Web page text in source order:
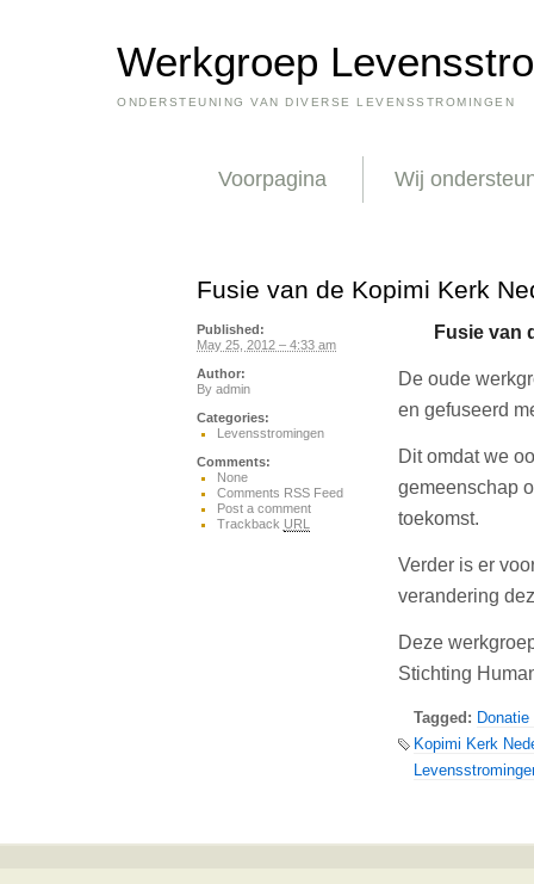
Werkgroep
ONDERSTEUNING VAN DIVERSE LEVENSSTROMINGEN
Voorpagina Wij
Fusie van de Kopimi Kerk
Fusie van
De oude
en gefuseerd
Dit omdat we
gemeenschap
toekomst.
Verder is er
verandering
Deze
Stichting
Tagged: Donatie
Kopimi Kerk
Published:
May 25, 2012 – 4:33 am
Author:
By admin
Categories:
Levensstromingen
Comments:
None
Comments RSS Feed
Post a comment
Trackback URL